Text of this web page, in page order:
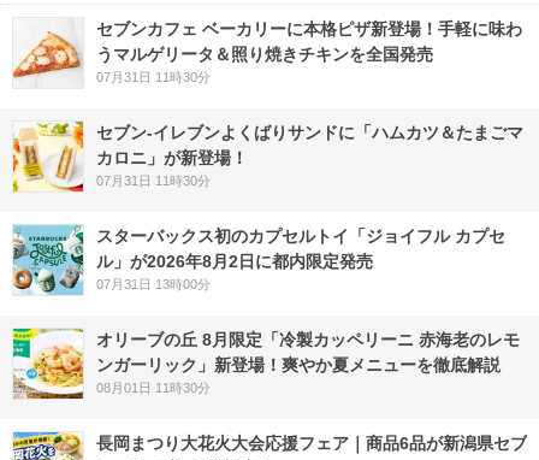
セブンカフェ ベーカリーに本格ピザ新登場！手軽に味わ
うマルゲリータ＆照り焼きチキンを全国発売
07月31日 11時30分
セブン‐イレブンよくばりサンドに「ハムカツ＆たまごマ
カロニ」が新登場！
07月31日 11時30分
スターバックス初のカプセルトイ「ジョイフル カプセ
ル」が2026年8月2日に都内限定発売
07月31日 13時00分
オリーブの丘 8月限定「冷製カッペリーニ 赤海老のレモ
ンガーリック」新登場！爽やか夏メニューを徹底解説
08月01日 11時30分
長岡まつり大花火大会応援フェア｜商品6品が新潟県セブ